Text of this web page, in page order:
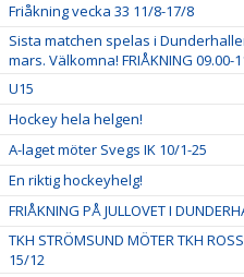
Friåkning vecka 33 11/8-17/8
Sista matchen spelas i
mars. Välkomna! FRIÅKNING 09.00-
U15
Hockey hela helgen!
A-laget möter Svegs IK 10/1-25
En riktig hockeyhelg!
FRIÅKNING PÅ JULLOVET I
TKH STRÖMSUND MÖTER TKH
15/12